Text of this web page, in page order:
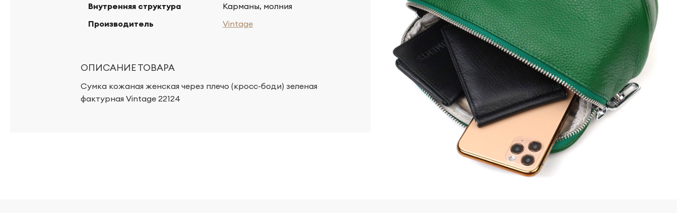
Внутренняя структура
Карманы, молния
Производитель
Vintage
ОПИСАНИЕ ТОВАРА
Сумка кожаная женская через плечо (кросс-боди) зеленая
фактурная Vintage 22124